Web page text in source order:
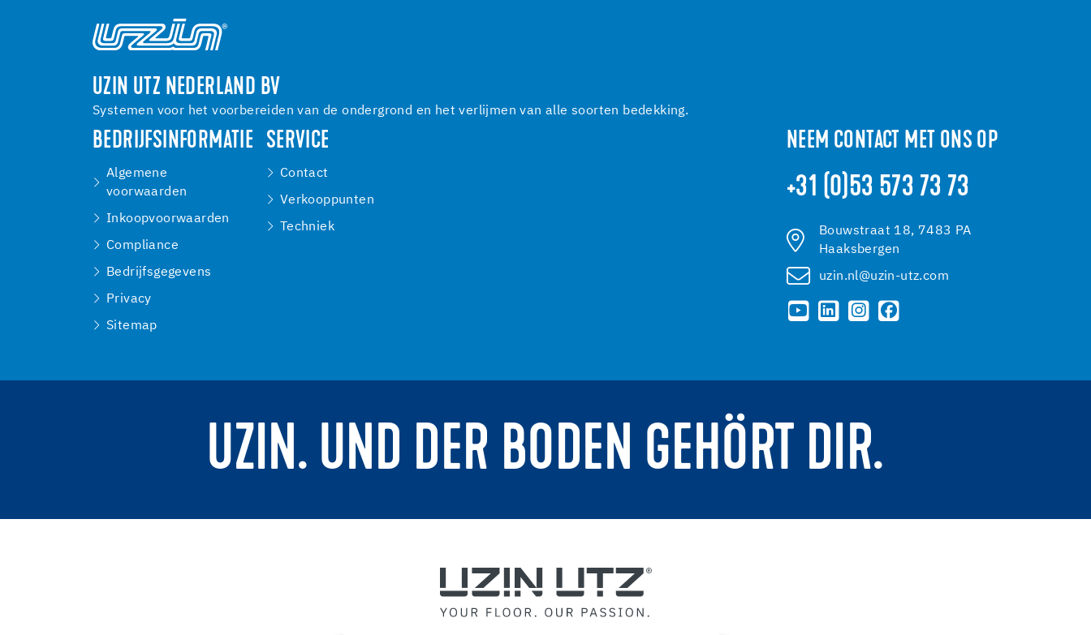
UZIN UTZ NEDERLAND BV
Systemen voor het voorbereiden van de ondergrond en het verlijmen van alle soorten bedekking.
BEDRIJFSINFORMATIE
Algemene
voorwaarden
Inkoopvoorwaarden
Compliance
Bedrijfsgegevens
Privacy
Sitemap
SERVICE
Contact
Verkooppunten
Techniek
NEEM CONTACT MET ONS OP
+31 (0)53 573 73 73
Bouwstraat 18, 7483 PA
Haaksbergen
uzin.nl@uzin-utz.com
UZIN. UND DER BODEN GEHÖRT DIR.